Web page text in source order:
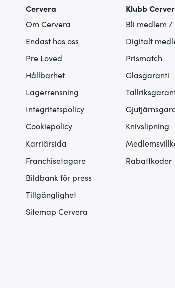
Cervera
Om Cervera
Endast hos oss
Pre Loved
Hållbarhet
Lagerrensning
Integritetspolicy
Cookiepolicy
Karriärsida
Franchisetagare
Bildbank för press
Tillgänglighet
Sitemap Cervera
Klubb
Bli medlem /
Digitalt
Prismatch
Glasgaranti
Knivslipning
Rabattkoder